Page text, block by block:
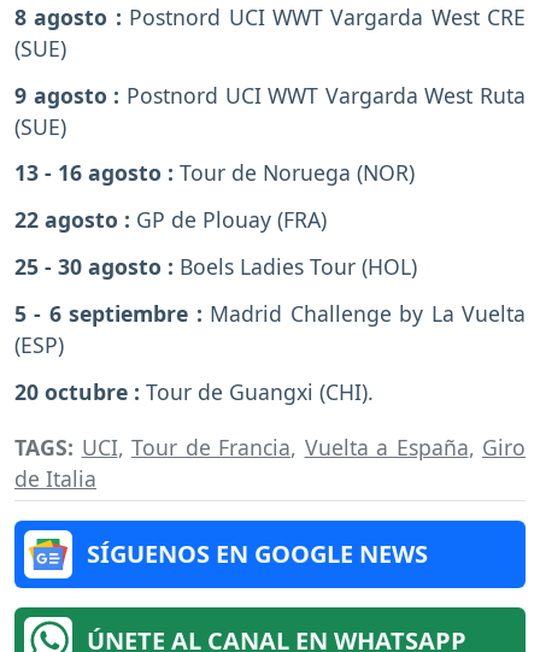
8 agosto : Postnord UCI WWT Vargarda West CRE
(SUE)
9 agosto : Postnord UCI WWT Vargarda West Ruta
(SUE)
13 - 16 agosto : Tour de Noruega (NOR)
22 agosto : GP de Plouay (FRA)
25 - 30 agosto : Boels Ladies Tour (HOL)
5 - 6 septiembre : Madrid Challenge by La Vuelta
(ESP)
20 octubre : Tour de Guangxi (CHI).
TAGS: UCI, Tour de Francia, Vuelta a España, Giro
de Italia
SÍGUENOS EN GOOGLE NEWS
ÚNETE AL CANAL EN WHATSAPP